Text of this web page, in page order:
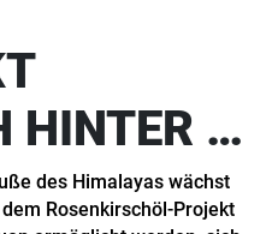
HINTER …
des Himalayas wächst
Rosenkirschöl-​Projekt